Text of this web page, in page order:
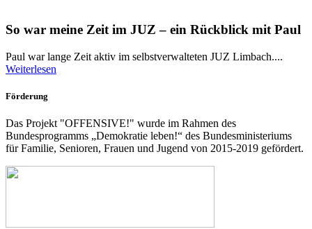
So war meine Zeit im JUZ – ein Rückblick mit Paul
Paul war lange Zeit aktiv im selbstverwalteten JUZ Limbach....
Weiterlesen
Förderung
Das Projekt "OFFENSIVE!" wurde im Rahmen des
Bundesprogramms „Demokratie leben!“ des Bundesministeriums
für Familie, Senioren, Frauen und Jugend von 2015-2019 gefördert.